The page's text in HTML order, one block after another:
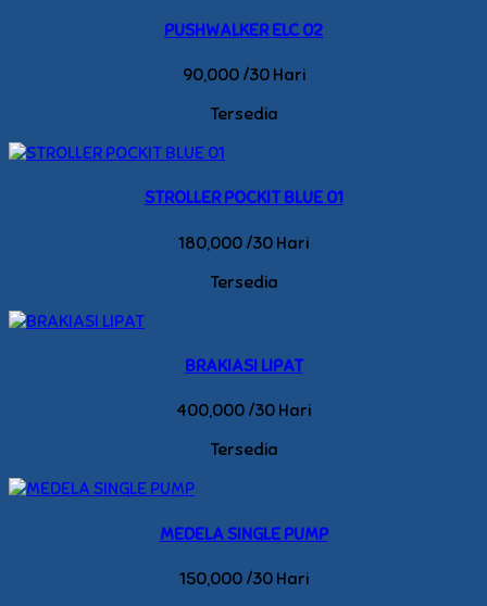
PUSHWALKER ELC 02
90,000 /30 Hari
Tersedia
STROLLER POCKIT BLUE 01
180,000 /30 Hari
Tersedia
BRAKIASI LIPAT
400,000 /30 Hari
Tersedia
MEDELA SINGLE PUMP
150,000 /30 Hari